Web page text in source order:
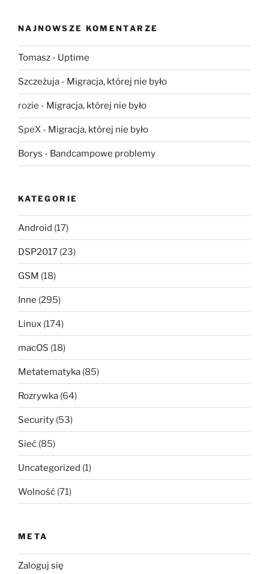
NAJNOWSZE KOMENTARZE
Tomasz - Uptime
Szczeżuja - Migracja, której nie było
rozie - Migracja, której nie było
SpeX - Migracja, której nie było
Borys - Bandcampowe problemy
KATEGORIE
Android (17)
DSP2017 (23)
GSM (18)
Inne (295)
Linux (174)
macOS (18)
Metatematyka (85)
Rozrywka (64)
Security (53)
Sieć (85)
Uncategorized (1)
Wolność (71)
META
Zaloguj się